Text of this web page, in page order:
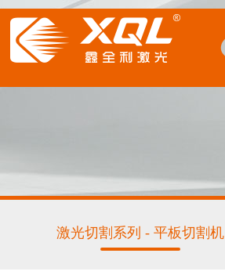
激光切割系列 - 平板切割机